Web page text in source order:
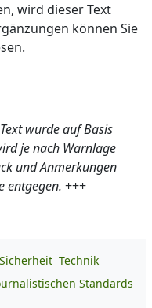
wird dieser Text
können Sie
wurde auf Basis
je nach Warnlage
und Anmerkungen
entgegen. +++
Sicherheit Technik
Standards